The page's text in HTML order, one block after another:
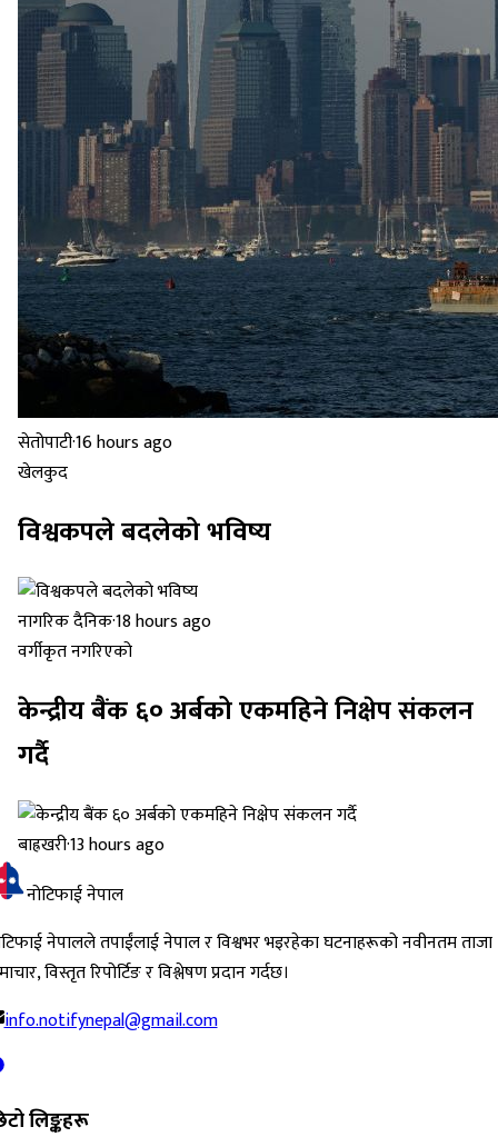
सेतोपाटी·16 hours ago
खेलकुद
विश्वकपले बदलेको भविष्य
नागरिक दैनिक·18 hours ago
वर्गीकृत नगरिएको
केन्द्रीय बैंक ६० अर्बको एकमहिने निक्षेप संकलन
गर्दै
बाह्रखरी·13 hours ago
नोटिफाई नेपाल
नेपालले तपाईंलाई नेपाल र विश्वभर भइरहेका घटनाहरूको नवीनतम ताजा
विस्तृत रिपोर्टिङ र विश्लेषण प्रदान गर्दछ।
info.notifynepal@gmail.com
लिङ्कहरू